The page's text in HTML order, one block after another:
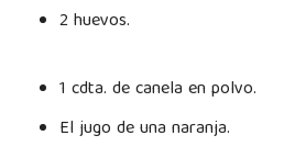
2 huevos.
1 cdta. de canela en polvo.
El jugo de una naranja.